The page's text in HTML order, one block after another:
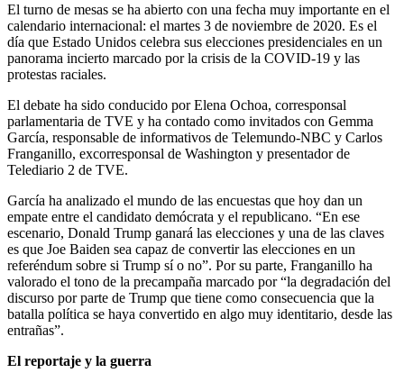
El turno de mesas se ha abierto con una fecha muy importante en el
calendario internacional: el martes 3 de noviembre de 2020. Es el
día que Estado Unidos celebra sus elecciones presidenciales en un
panorama incierto marcado por la crisis de la COVID-19 y las
protestas raciales.
El debate ha sido conducido por Elena Ochoa, corresponsal
parlamentaria de TVE y ha contado como invitados con Gemma
García, responsable de informativos de Telemundo-NBC y Carlos
Franganillo, excorresponsal de Washington y presentador de
Telediario 2 de TVE.
García ha analizado el mundo de las encuestas que hoy dan un
empate entre el candidato demócrata y el republicano. “En ese
escenario, Donald Trump ganará las elecciones y una de las claves
es que Joe Baiden sea capaz de convertir las elecciones en un
referéndum sobre si Trump sí o no”. Por su parte, Franganillo ha
valorado el tono de la precampaña marcado por “la degradación del
discurso por parte de Trump que tiene como consecuencia que la
batalla política se haya convertido en algo muy identitario, desde las
entrañas”.
El reportaje y la guerra